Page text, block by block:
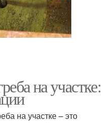
на участке:
на участке – это